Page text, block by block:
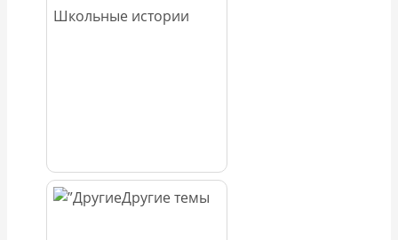
Школьные истории
Другие темы